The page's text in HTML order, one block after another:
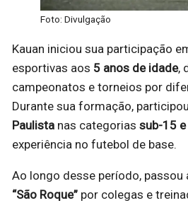
Foto: Divulgação
Kauan iniciou sua participação
esportivas aos 5 anos de idade,
campeonatos e torneios por
Durante sua formação,
Paulista nas categorias sub-15
experiência no futebol de base.
Ao longo desse período, passou
“São Roque” por colegas e